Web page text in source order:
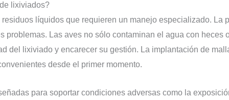
lixiviados?
líquidos que requieren un manejo especializado. La
problemas. Las aves no sólo contaminan el agua con heces
del lixiviado y encarecer su gestión. La implantación de
desde el primer momento.
para soportar condiciones adversas como la